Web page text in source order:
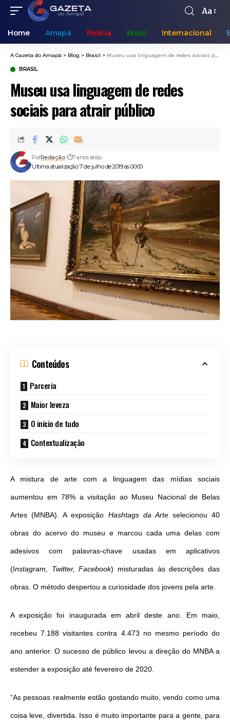
Aa
Home Amapá Polícia Brasil Internacional
A Gazeta do Amapá > Blog > Brasil > Museu usa linguagem de redes sociais para atrair público
BRASIL
Museu usa linguagem de redes
sociais para atrair público
Ultima atualização: 7 de julho de 2019 às 00:00
PorRedação 7 anos atrás
Conteúdos
Parceria
Maior leveza
O início de tudo
Contextualização
A mistura de arte com a linguagem das mídias sociais
aumentou em 78% a visitação ao Museu Nacional de Belas
Artes (MNBA). A exposição Hashtags da Arteselecionou 40
obras do acervo do museu e marcou cada uma delas com
adesivos com palavras-chave usadas em aplicativos
(Instagram, Twitter, Facebook) misturadas às descrições das
obras. O método despertou a curiosidade dos jovens pela arte.
A exposição foi inaugurada em abril deste ano. Em maio,
recebeu 7.188 visitantes contra 4.473 no mesmo período do
ano anterior. O sucesso de público levou a direção do MNBA a
estender a exposição até fevereiro de 2020.
“As pessoas realmente estão gostando muito, vendo como uma
coisa leve, divertida. Isso é muito importante para a gente, para